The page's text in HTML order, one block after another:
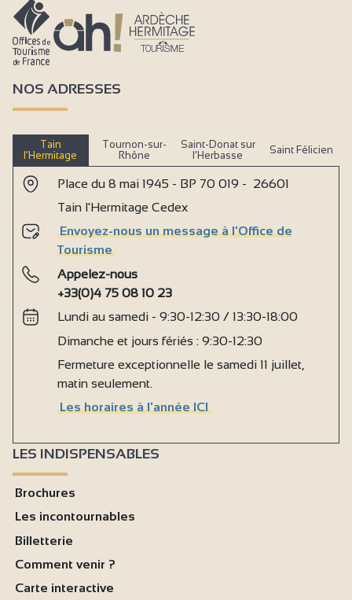
NOS ADRESSES
Tain
l’Hermitage
Tournon-sur-
Rhône
Saint-Donat sur
l’Herbasse
Saint Félicien
Place du 8 mai 1945 - BP 70 019 - 26601
Tain l'Hermitage Cedex
Envoyez-nous un message à l'Office de
Tourisme
Appelez-nous
+33(0)4 75 08 10 23
Lundi au samedi - 9:30-12:30 / 13:30-18:00
Dimanche et jours fériés : 9:30-12:30
Fermeture exceptionnelle le samedi 11 juillet,
matin seulement.
Les horaires à l'année ICI
LES INDISPENSABLES
Brochures
Les incontournables
Billetterie
Comment venir ?
Carte interactive